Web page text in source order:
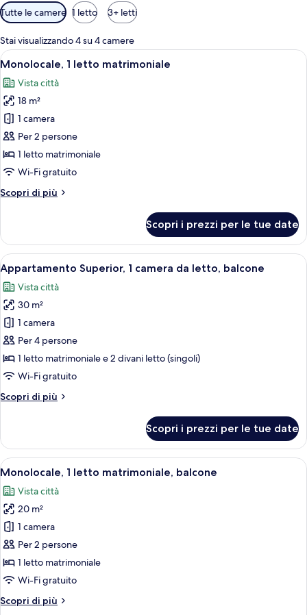
Filtri
disponibili
per
le
camere
Tutte le camere 1 letto 3+ letti
Stai visualizzando 4 su 4 camere
Apri
tutte
le
foto
per
Monolocale,
1
letto
matrimoniale
Una camera d'albergo con un letto,
6
Monolocale, 1 letto matrimoniale
Vista città
18 m²
1 camera
Per 2 persone
1 letto matrimoniale
Wi-Fi gratuito
Scopri di più
Altri
1
letto
matrimoniale
Scopri i prezzi per le tue date
Apri
tutte
le
foto
per
Appartamento
Superior,
1
camera
da
Una cucina compatta con forno a
13
Appartamento Superior, 1 camera da letto, balcone
Vista città
30 m²
1 camera
Per 4 persone
1 letto matrimoniale e 2 divani letto (singoli)
Wi-Fi gratuito
Scopri di più
Altri
Superior,
camera
letto,
balcone
Scopri i prezzi per le tue date
Apri
tutte
le
foto
per
Monolocale,
1
letto
matrimoniale,
balcone
Una camera d'albergo con una
7
Monolocale, 1 letto matrimoniale, balcone
Vista città
20 m²
1 camera
Per 2 persone
1 letto matrimoniale
Wi-Fi gratuito
Scopri di più
Altri